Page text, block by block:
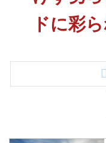
ドに彩